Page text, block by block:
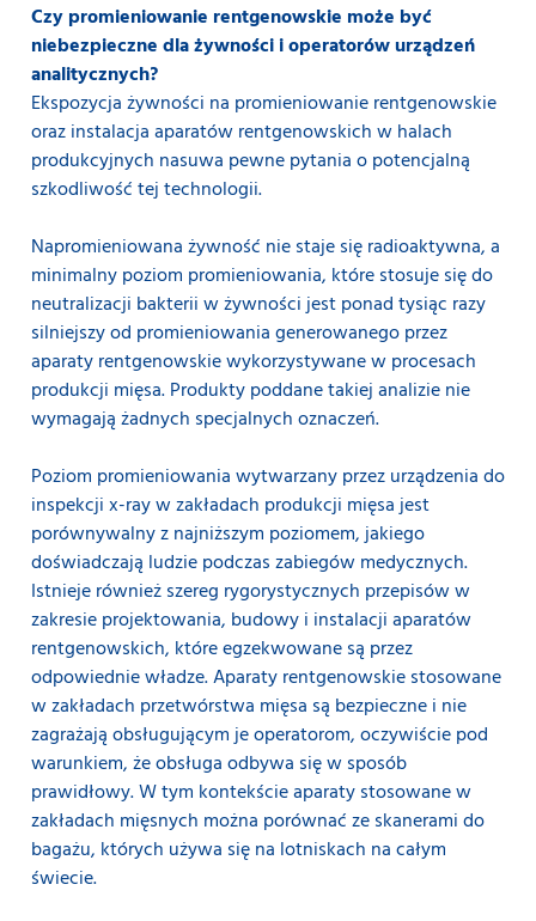
Czy promieniowanie rentgenowskie może być
niebezpieczne dla żywności i operatorów urządzeń
analitycznych?
Ekspozycja żywności na promieniowanie rentgenowskie
oraz instalacja aparatów rentgenowskich w halach
produkcyjnych nasuwa pewne pytania o potencjalną
szkodliwość tej technologii.
Napromieniowana żywność nie staje się radioaktywna, a
minimalny poziom promieniowania, które stosuje się do
neutralizacji bakterii w żywności jest ponad tysiąc razy
silniejszy od promieniowania generowanego przez
aparaty rentgenowskie wykorzystywane w procesach
produkcji mięsa. Produkty poddane takiej analizie nie
wymagają żadnych specjalnych oznaczeń.
Poziom promieniowania wytwarzany przez urządzenia do
inspekcji x-ray w zakładach produkcji mięsa jest
porównywalny z najniższym poziomem, jakiego
doświadczają ludzie podczas zabiegów medycznych.
Istnieje również szereg rygorystycznych przepisów w
zakresie projektowania, budowy i instalacji aparatów
rentgenowskich, które egzekwowane są przez
odpowiednie władze. Aparaty rentgenowskie stosowane
w zakładach przetwórstwa mięsa są bezpieczne i nie
zagrażają obsługującym je operatorom, oczywiście pod
warunkiem, że obsługa odbywa się w sposób
prawidłowy. W tym kontekście aparaty stosowane w
zakładach mięsnych można porównać ze skanerami do
bagażu, których używa się na lotniskach na całym
świecie.